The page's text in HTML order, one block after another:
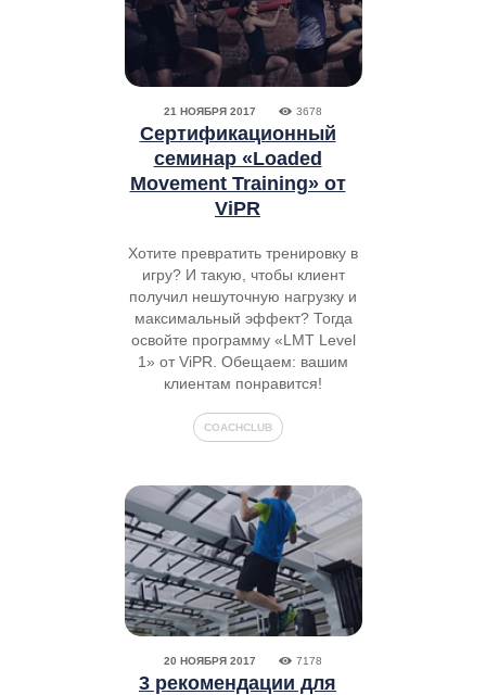
21 НОЯБРЯ 2017 3678
Сертификационный
семинар «Loaded
Movement Training» от
ViPR
Хотите превратить тренировку в
игру? И такую, чтобы клиент
получил нешуточную нагрузку и
максимальный эффект? Тогда
освойте программу «LMT Level
1» от ViPR. Обещаем: вашим
клиентам понравится!
COACHCLUB
20 НОЯБРЯ 2017 7178
3 рекомендации для